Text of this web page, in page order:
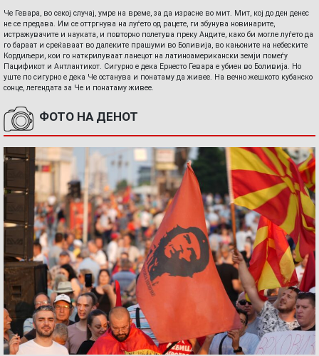
Че Гевара, во секој случај, умре на време, за да израсне во мит. Мит, кој до ден денес
не се предава. Им се оттргнува на луѓето од рацете, ги збунува новинарите,
истражувачите и науката, и повторно полетува преку Андите, како би могле луѓето да
го бараат и среќаваат во далеките прашуми во Боливија, во кањоните на небеските
Кордиљери, кои го наткрилуваат ланецот на латиноамерикански земји помеѓу
Пацификот и Антлантикот. Сигурно е дека Ернесто Гевара е убиен во Боливија. Но
уште по сигурно е дека Че останува и понатаму да живее. На вечно жешкото кубанско
сонце, легендата за Че и понатаму живее.
ФОТО НА ДЕНОТ